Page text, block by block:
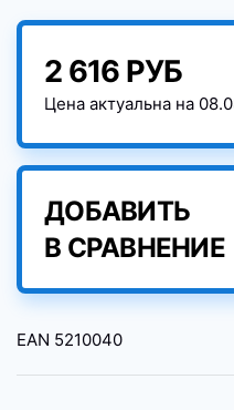
2 616 РУБ
Цена актуальна на
ДОБАВИТЬ
В СРАВНЕНИЕ
EAN 5210040